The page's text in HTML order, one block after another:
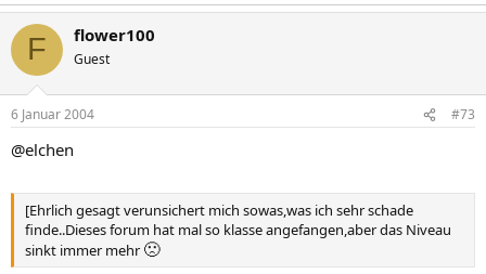
F flower100
Guest
6 Januar 2004 #73
@elchen
[Ehrlich gesagt verunsichert mich sowas,was ich sehr schade
finde..Dieses forum hat mal so klasse angefangen,aber das Niveau
sinkt immer mehr 🙁